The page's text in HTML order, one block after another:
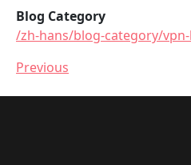
Blog Category
/zh-hans/blog-category/vpn-
Previous